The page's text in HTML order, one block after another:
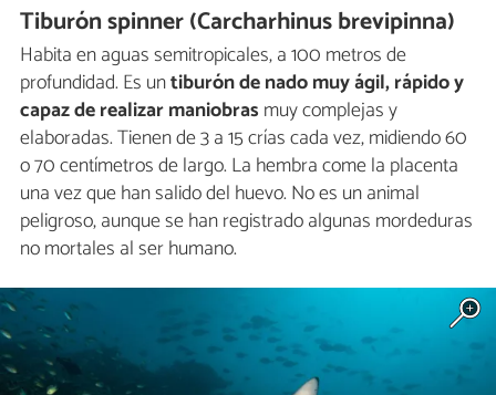
Tiburón spinner (Carcharhinus brevipinna)
Habita en aguas semitropicales, a 100 metros de
profundidad. Es untiburón de nado muy ágil, rápido y
capaz de realizar maniobras muy complejas y
elaboradas. Tienen de 3 a 15 crías cada vez, midiendo 60
o 70 centímetros de largo. La hembra come la placenta
una vez que han salido del huevo. No es un animal
peligroso, aunque se han registrado algunas mordeduras
no mortales al ser humano.